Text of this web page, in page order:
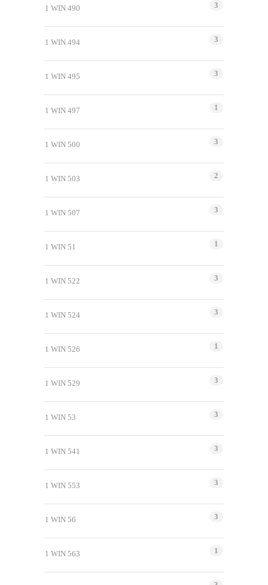
1 WIN 490 3
1 WIN 494 3
1 WIN 495 3
1 WIN 497 1
1 WIN 500 3
1 WIN 503 2
1 WIN 507 3
1 WIN 51 1
1 WIN 522 3
1 WIN 524 3
1 WIN 526 1
1 WIN 529 3
1 WIN 53 3
1 WIN 541 3
1 WIN 553 3
1 WIN 56 3
1 WIN 563 1